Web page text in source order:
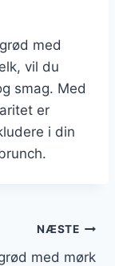
med
vil du
smag. Med
er
i din
NÆSTE
med mørk